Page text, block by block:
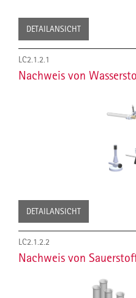
DETAILANSICHT
LC2.1.2.1
Nachweis von
DETAILANSICHT
LC2.1.2.2
Nachweis von